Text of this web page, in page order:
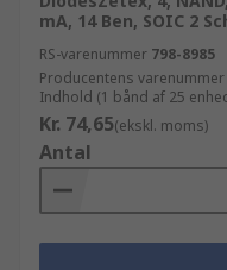
mA, 14 Ben, SOIC 2
RS-varenummer 798-8985
Producentens varenummer
Indhold (1 bånd af 25
Kr. 74,65(ekskl. moms)
Antal